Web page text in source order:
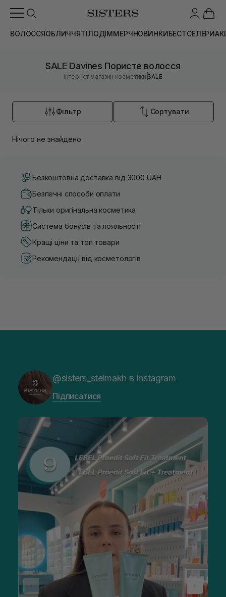
ВОЛОССЯОБЛИЧЧЯТІЛОДІММЕРЧНОВИНКИБЕСТСЕЛЕРИ
SALE Davines Пористе волосся
Інтернет магазин косметики |SALE
Фільтр Сортувати
Нічого не знайдено.
Безкоштовна доставка від 3000 UAH
Безпечні способи оплати
Тільки оригінальна косметика
Система бонусів та лояльності
Кращі ціни та топ товари
Рекомендації від косметологів
@sisters_stelmakh в Instagram
Підписатися